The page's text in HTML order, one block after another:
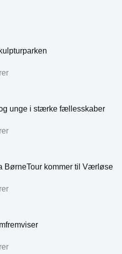
unge i stærke fællesskaber
BørneTour kommer til Værløse